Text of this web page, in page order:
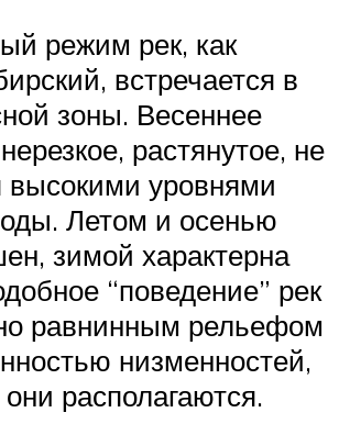
режим рек, как
встречается в
зоны. Весеннее
растянутое, не
высокими уровнями
Летом и осенью
зимой характерна
“поведение” рек
равнинным рельефом
низменностей,
располагаются.